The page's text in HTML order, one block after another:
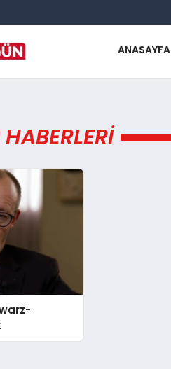
ANASAYFA